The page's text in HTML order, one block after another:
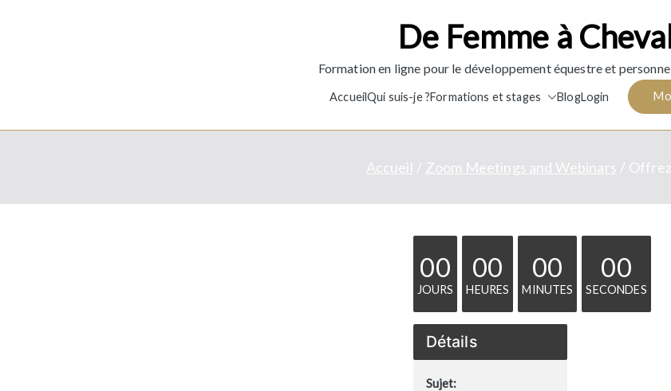
De Femme à
Formation en ligne pour le développement équestre et
AccueilQui suis-je ?Formations et stages BlogLogin
Accueil Zoom Meetings and Webinars
00
JOURS
00
HEURES
00
MINUTES
00
SECONDES
Détails
Sujet: